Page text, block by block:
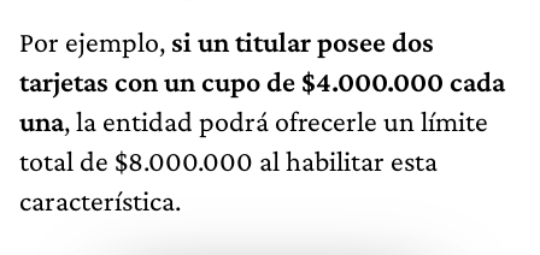
Por ejemplo, si un titular posee dos
tarjetas con un cupo de $4.000.000 cada
una, la entidad podrá ofrecerle un límite
total de $8.000.000 al habilitar esta
característica.